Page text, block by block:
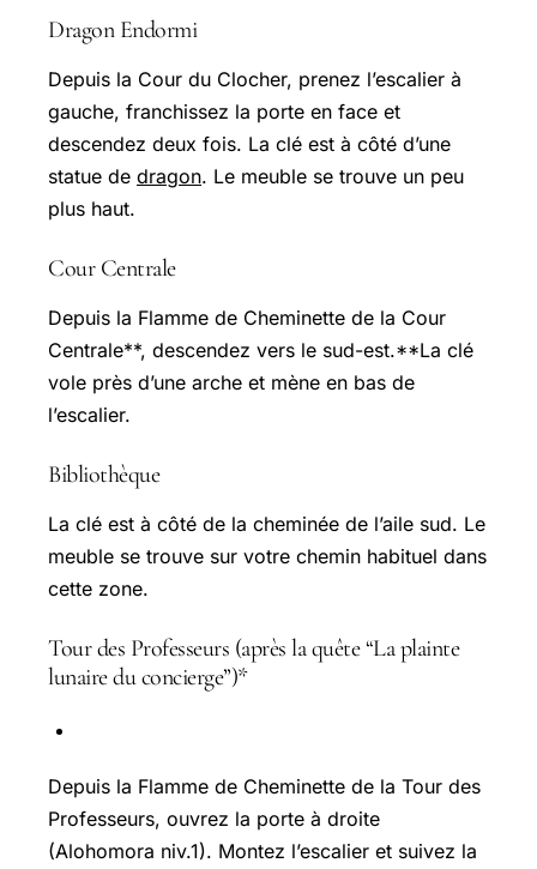
Dragon Endormi
Depuis la Cour du Clocher, prenez l’escalier à
gauche, franchissez la porte en face et
descendez deux fois. La clé est à côté d’une
statue de dragon. Le meuble se trouve un peu
plus haut.
Cour Centrale
Depuis la Flamme de Cheminette de la Cour
Centrale**, descendez vers le sud-est.**La clé
vole près d’une arche et mène en bas de
l’escalier.
Bibliothèque
La clé est à côté de la cheminée de l’aile sud. Le
meuble se trouve sur votre chemin habituel dans
cette zone.
Tour des Professeurs (après la quête “La plainte
lunaire du concierge”)*
Depuis la Flamme de Cheminette de la Tour des
Professeurs, ouvrez la porte à droite
(Alohomora niv.1). Montez l’escalier et suivez la